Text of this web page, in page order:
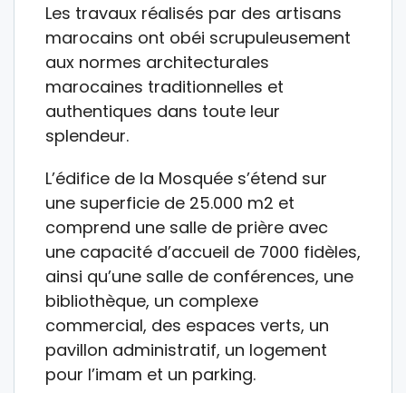
Les travaux réalisés par des artisans
marocains ont obéi scrupuleusement
aux normes architecturales
marocaines traditionnelles et
authentiques dans toute leur
splendeur.
L’édifice de la Mosquée s’étend sur
une superficie de 25.000 m2 et
comprend une salle de prière avec
une capacité d’accueil de 7000 fidèles,
ainsi qu’une salle de conférences, une
bibliothèque, un complexe
commercial, des espaces verts, un
pavillon administratif, un logement
pour l’imam et un parking.